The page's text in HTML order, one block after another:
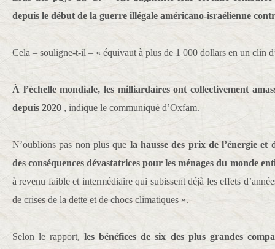
depuis le début de la guerre illégale américano-israélienne
Cela – souligne-t-il – « équivaut à plus de 1 000 dollars en un clin
À l’échelle mondiale, les milliardaires ont collectivement
depuis 2020 , indique le communiqué d’Oxfam.
N’oublions pas non plus que la hausse des prix de l’énergie et
des conséquences dévastatrices pour les ménages du monde
à revenu faible et intermédiaire qui subissent déjà les effets
de crises de la dette et de chocs climatiques ».
Selon le rapport,les bénéfices de six des plus grandes